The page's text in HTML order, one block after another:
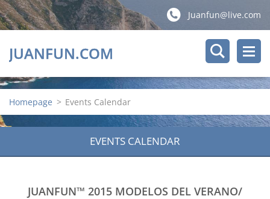
Juanfun@live.com
JUANFUN.COM
Homepage > Events Calendar
EVENTS CALENDAR
JUANFUN™ 2015 MODELOS DEL VERANO/